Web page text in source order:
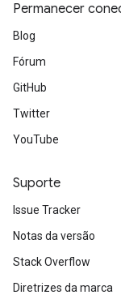
Permanecer
Blog
Fórum
GitHub
Twitter
YouTube
Suporte
Issue Tracker
Notas da versão
Stack Overflow
Diretrizes da marca